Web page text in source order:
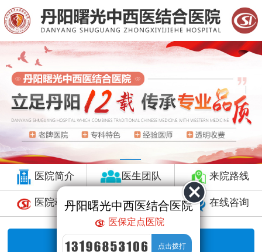
医院简介 医生团队 来院路线
医院动态 预约挂号 在线咨询
暂无数据，直接咨询！
丹阳曙光中西医结合医院
医保定点医院